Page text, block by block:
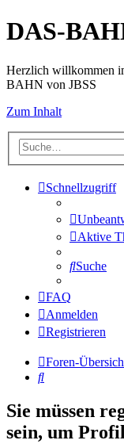
DAS-
Herzlich willkommen
BAHN von JBSS
Zum Inhalt
Schnellzugriff
Aktive
Suche
FAQ
Anmelden
Registrieren
Foren-
Suche
Sie müssen
sein, um